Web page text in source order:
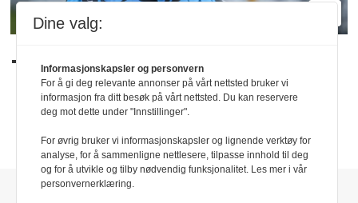
– Vi har alt å vinne
Forretnings- og
Dine valg:
Informasjonskapsler og personvern
For å gi deg relevante annonser på vårt nettsted bruker vi
informasjon fra ditt besøk på vårt nettsted. Du kan reservere
deg mot dette under "Innstillinger".
For øvrig bruker vi informasjonskapsler og lignende verktøy for
analyse, for å sammenligne nettlesere, tilpasse innhold til deg
og for å utvikle og tilby nødvendig funksjonalitet. Les mer i vår
personvernerklæring.